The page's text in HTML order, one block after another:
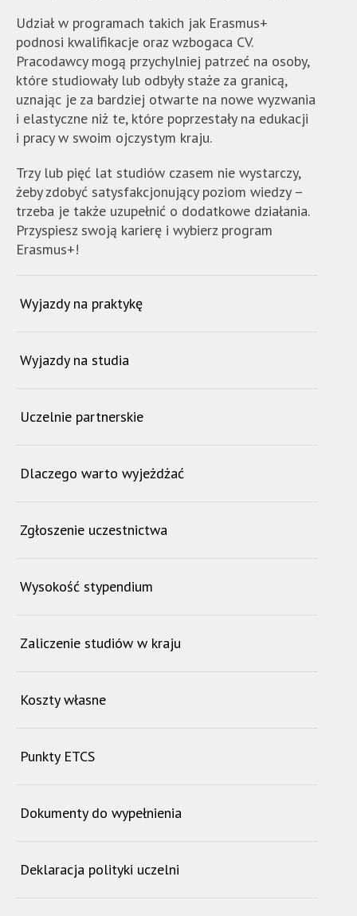
skróty
klawiaturowe,
zatem
nawigacja
obsługiwana
jest
sposób.
Udział w programach takich jak Erasmus+
podnosi kwalifikacje oraz wzbogaca CV.
Pracodawcy mogą przychylniej patrzeć na osoby,
które studiowały lub odbyły staże za granicą,
uznając je za bardziej otwarte na nowe wyzwania
i elastyczne niż te, które poprzestały na edukacji
i pracy w swoim ojczystym kraju.
Trzy lub pięć lat studiów czasem nie wystarczy,
żeby zdobyć satysfakcjonujący poziom wiedzy –
trzeba je także uzupełnić o dodatkowe działania.
Przyspiesz swoją karierę i wybierz program
Erasmus+!
Wyjazdy na praktykę
Wyjazdy na studia
Uczelnie partnerskie
Dlaczego warto wyjeżdżać
Zgłoszenie uczestnictwa
Wysokość stypendium
Zaliczenie studiów w kraju
Koszty własne
Punkty ETCS
Dokumenty do wypełnienia
Deklaracja polityki uczelni